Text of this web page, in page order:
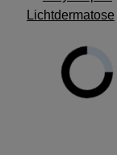
Lichtdermatose